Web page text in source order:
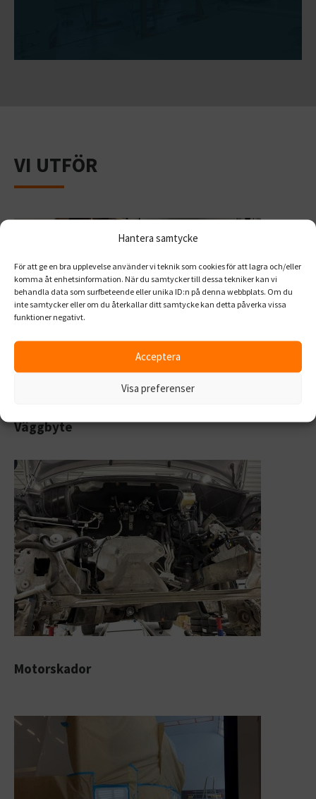
Hantera samtycke
För att ge en bra upplevelse använder vi teknik som cookies för att lagra och/eller
komma åt enhetsinformation. När du samtycker till dessa tekniker kan vi
behandla data som surfbeteende eller unika ID:n på denna webbplats. Om du
inte samtycker eller om du återkallar ditt samtycke kan detta påverka vissa
funktioner negativt.
Acceptera
Visa preferenser
VI UTFÖR
Väggbyte
Motorskador